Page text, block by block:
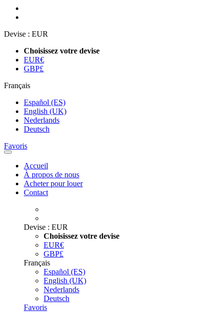
Devise : EUR
Choisissez votre devise
EUR€
GBP£
Français
Español (ES)
English (UK)
Nederlands
Deutsch
Favoris
Accueil
À propos de nous
Acheter pour louer
Contact
Devise : EUR
Choisissez votre devise
EUR€
GBP£
Français
Español (ES)
English (UK)
Nederlands
Deutsch
Favoris